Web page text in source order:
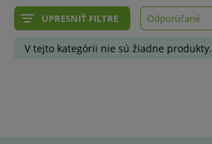
UPRESNIŤ FILTRE Odporúčané
Odporúčané
V tejto kategórii nie sú žiadne produkty.